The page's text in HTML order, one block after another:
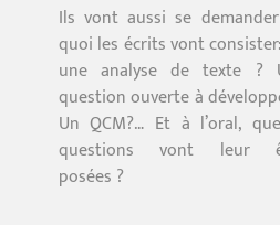
Ils vont aussi se
quoi les écrits vont
une analyse de texte ?
question ouverte à
Un QCM?… Et à l’oral,
questions vont leur
posées ?